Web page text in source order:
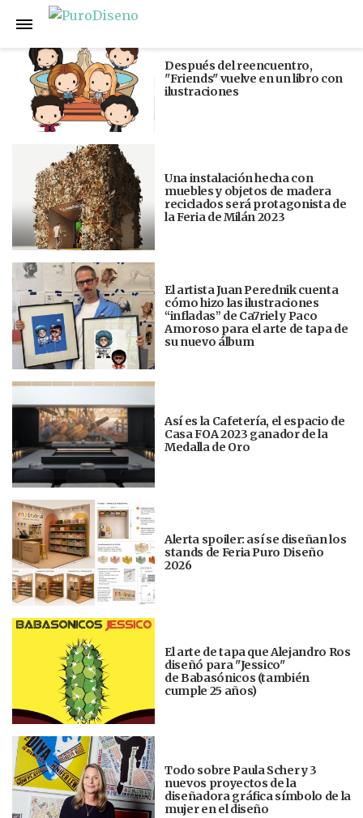
Anterior
Después del reencuentro,
"Friends" vuelve en un libro con
ilustraciones
Una instalación hecha con
muebles y objetos de madera
reciclados será protagonista de
la Feria de Milán 2023
El artista Juan Perednik cuenta
cómo hizo las ilustraciones
“infladas” de Ca7riel y Paco
Amoroso para el arte de tapa de
su nuevo álbum
Así es la Cafetería, el espacio de
Casa FOA 2023 ganador de la
Medalla de Oro
Alerta spoiler: así se diseñan los
stands de Feria Puro Diseño
2026
El arte de tapa que Alejandro Ros
diseñó para "Jessico"
de Babasónicos (también
cumple 25 años)
Todo sobre Paula Scher y 3
nuevos proyectos de la
diseñadora gráfica símbolo de la
mujer en el diseño
Siguiente